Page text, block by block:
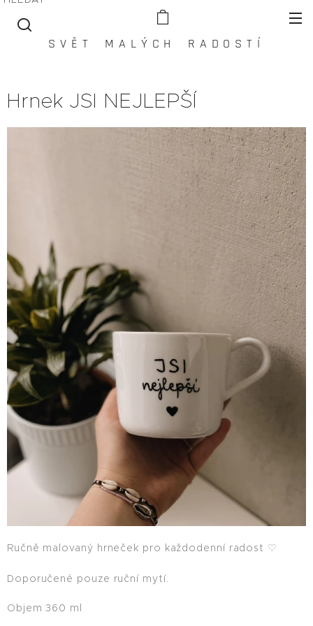
S V Ě T M A L Ý C H R A D O S T Í
Hrnek JSI NEJLEPŠÍ
Ručně malovaný hrneček pro každodenní radost ♡
Doporučené pouze ruční mytí.
Objem 360 ml